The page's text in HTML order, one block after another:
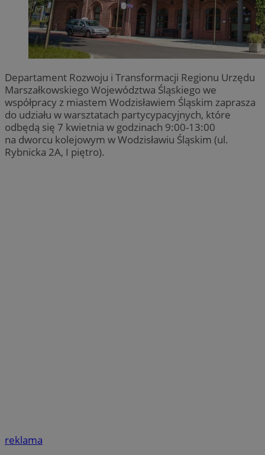
Departament Rozwoju i Transformacji Regionu Urzędu
Marszałkowskiego Województwa Śląskiego we
współpracy z miastem Wodzisławiem Śląskim zaprasza
do udziału w warsztatach partycypacyjnych, które
odbędą się 7 kwietnia w godzinach 9:00-13:00
na dworcu kolejowym w Wodzisławiu Śląskim (ul.
Rybnicka 2A, I piętro).
reklama